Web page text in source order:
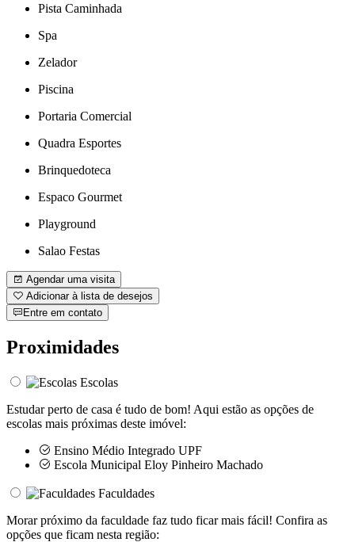
Pista Caminhada
Spa
Zelador
Piscina
Portaria Comercial
Quadra Esportes
Brinquedoteca
Espaco Gourmet
Playground
Salao Festas
Agendar uma visita
Adicionar à lista de desejos
Entre em contato
Proximidades
Escolas
Estudar perto de casa é tudo de bom! Aqui estão as opções de
escolas mais próximas deste imóvel:
Ensino Médio Integrado UPF
Escola Municipal Eloy Pinheiro Machado
Faculdades
Morar próximo da faculdade faz tudo ficar mais fácil! Confira as
opções que ficam nesta região: